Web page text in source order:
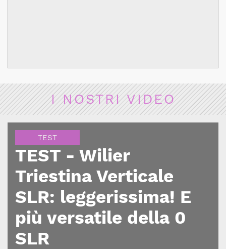
I NOSTRI VIDEO
TEST
TEST - Wilier
Triestina Verticale
SLR: leggerissima! E
più versatile della 0
SLR